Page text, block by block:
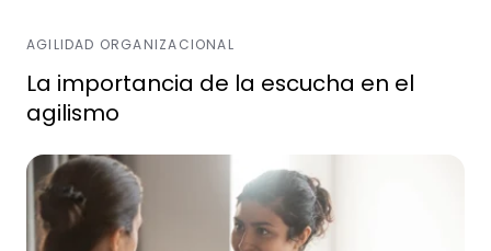
AGILIDAD ORGANIZACIONAL
La importancia de la escucha en el
agilismo